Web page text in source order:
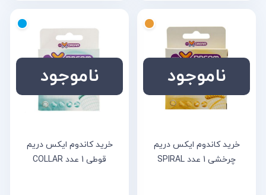
ناموجود
خرید کاندوم ایکس دریم
چرخشی 1 عدد SPIRAL
ناموجود
خرید کاندوم ایکس دریم
قوطی 1 عدد COLLAR